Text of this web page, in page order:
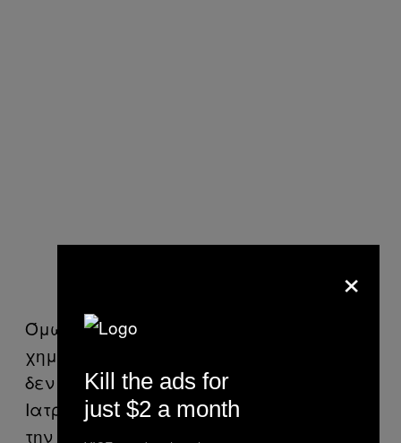
Όμως μέχρι τώρα, λένε οι ειδικοί, τα
χημικά όπλα που χρησιμοποιούσε το ISIS
δεν ήταν ιδιαιτέρως θανατηφόρα.
Ιατροδικαστική ομάδα που επισκέφτηκε
την Taza μετά τις επιθέσεις είπε ότι το
×
Kill the ads for
just $2 a month